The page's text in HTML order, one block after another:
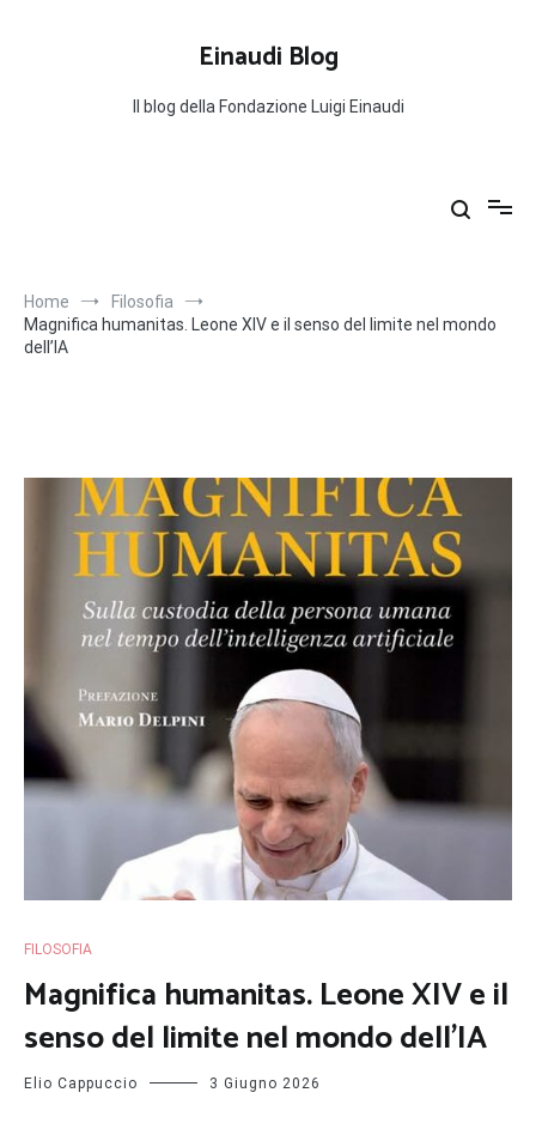
Einaudi Blog
Il blog della Fondazione Luigi Einaudi
Home
Filosofia
Magnifica humanitas. Leone XIV e il senso del limite nel mondo
dell’IA
FILOSOFIA
Magnifica humanitas. Leone XIV e il
senso del limite nel mondo dell’IA
Elio Cappuccio 3 Giugno 2026